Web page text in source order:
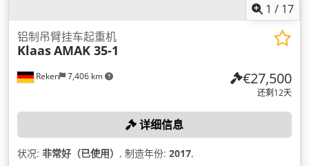
1 / 17
Reken 7,406 km
铝制吊臂挂车起重机
KlaasAMAK 35-1
€27,500
还剩12天
详细信息
状况: 非常好（已使用） , 制造年份: 2017,